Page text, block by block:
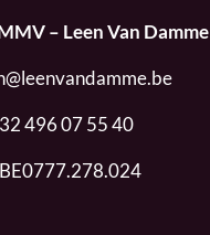
– Leen Van Damme
496 07 55 40